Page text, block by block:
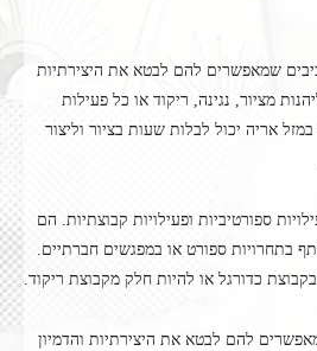
שמאפשרים להם לבטא את היצירתיות
מציור, נגינה, ריקוד או כל פעילות
אריה יכול לבלות שעות בציור וליצור
ספורטיביות ופעילויות קבוצתיות. הם
בתחרויות ספורט או במפגשים חברתיים.
כדורגל או להיות חלק מקבוצת ריקוד.
להם לבטא את היצירתיות והדמיון